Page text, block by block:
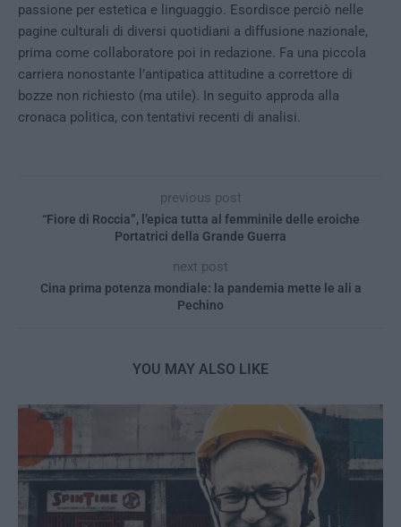
passione per estetica e linguaggio. Esordisce perciò nelle
pagine culturali di diversi quotidiani a diffusione nazionale,
prima come collaboratore poi in redazione. Fa una piccola
carriera nonostante l’antipatica attitudine a correttore di
bozze non richiesto (ma utile). In seguito approda alla
cronaca politica, con tentativi recenti di analisi.
previous post
“Fiore di Roccia”, l’epica tutta al femminile delle eroiche
Portatrici della Grande Guerra
next post
Cina prima potenza mondiale: la pandemia mette le ali a
Pechino
YOU MAY ALSO LIKE